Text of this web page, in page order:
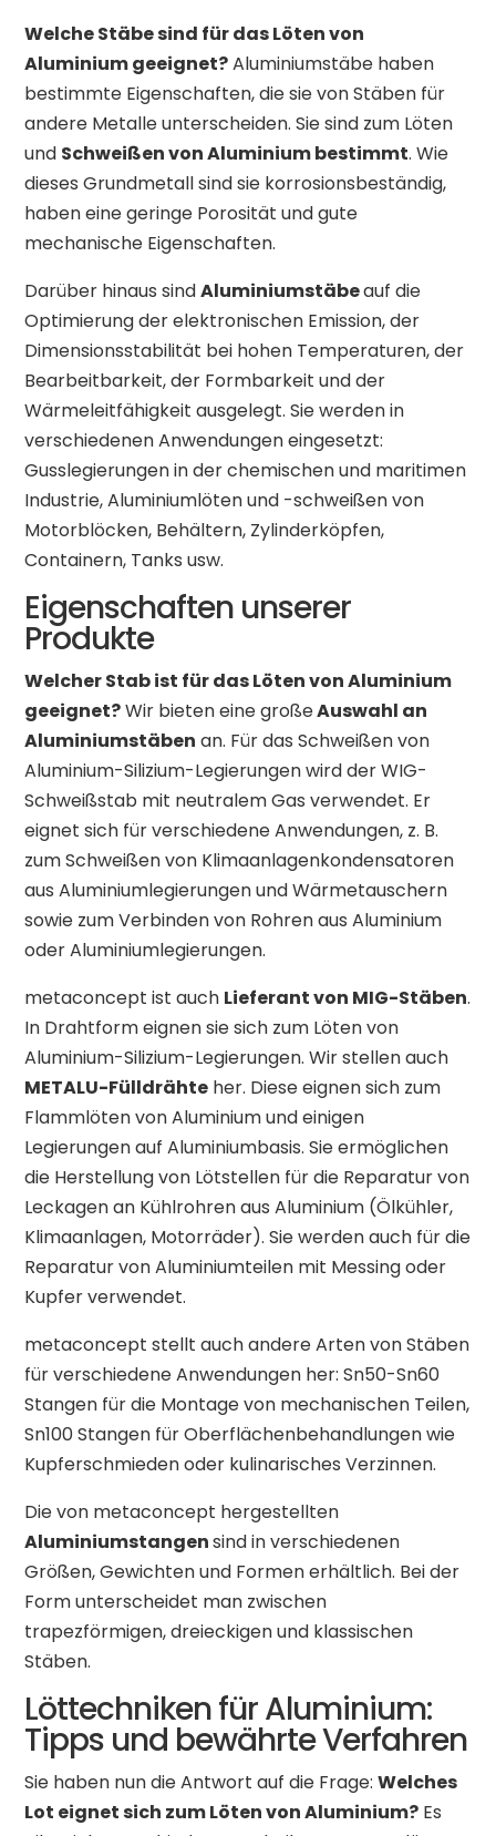
Welche Stäbe sind für das Löten von
Aluminium geeignet?Aluminiumstäbe haben
bestimmte Eigenschaften, die sie von Stäben für
andere Metalle unterscheiden. Sie sind zum Löten
und Schweißen von Aluminium bestimmt. Wie
dieses Grundmetall sind sie korrosionsbeständig,
haben eine geringe Porosität und gute
mechanische Eigenschaften.
Darüber hinaus sindAluminiumstäbeauf die
Optimierung der elektronischen Emission, der
Dimensionsstabilität bei hohen Temperaturen, der
Bearbeitbarkeit, der Formbarkeit und der
Wärmeleitfähigkeit ausgelegt. Sie werden in
verschiedenen Anwendungen eingesetzt:
Gusslegierungen in der chemischen und maritimen
Industrie, Aluminiumlöten und -schweißen von
Motorblöcken, Behältern, Zylinderköpfen,
Containern, Tanks usw.
Eigenschaften unserer
Produkte
Welcher Stab ist für das Löten von Aluminium
geeignet?Wir bieten eine großeAuswahl an
Aluminiumstäben an. Für das Schweißen von
Aluminium-Silizium-Legierungen wird der WIG-
Schweißstab mit neutralem Gas verwendet. Er
eignet sich für verschiedene Anwendungen, z. B.
zum Schweißen von Klimaanlagenkondensatoren
aus Aluminiumlegierungen und Wärmetauschern
sowie zum Verbinden von Rohren aus Aluminium
oder Aluminiumlegierungen.
metaconcept ist auch Lieferant von MIG-Stäben.
In Drahtform eignen sie sich zum Löten von
Aluminium-Silizium-Legierungen. Wir stellen auch
METALU-Fülldrähte her. Diese eignen sich zum
Flammlöten von Aluminium und einigen
Legierungen auf Aluminiumbasis. Sie ermöglichen
die Herstellung von Lötstellen für die Reparatur von
Leckagen an Kühlrohren aus Aluminium (Ölkühler,
Klimaanlagen, Motorräder). Sie werden auch für die
Reparatur von Aluminiumteilen mit Messing oder
Kupfer verwendet.
metaconcept stellt auch andere Arten von Stäben
für verschiedene Anwendungen her: Sn50-Sn60
Stangen für die Montage von mechanischen Teilen,
Sn100 Stangen für Oberflächenbehandlungen wie
Kupferschmieden oder kulinarisches Verzinnen.
Die von metaconcept hergestellten
Aluminiumstangensind in verschiedenen
Größen, Gewichten und Formen erhältlich. Bei der
Form unterscheidet man zwischen
trapezförmigen, dreieckigen und klassischen
Stäben.
Löttechniken für Aluminium:
Tipps und bewährte Verfahren
Sie haben nun die Antwort auf die Frage:Welches
Lot eignet sich zum Löten von Aluminium? Es